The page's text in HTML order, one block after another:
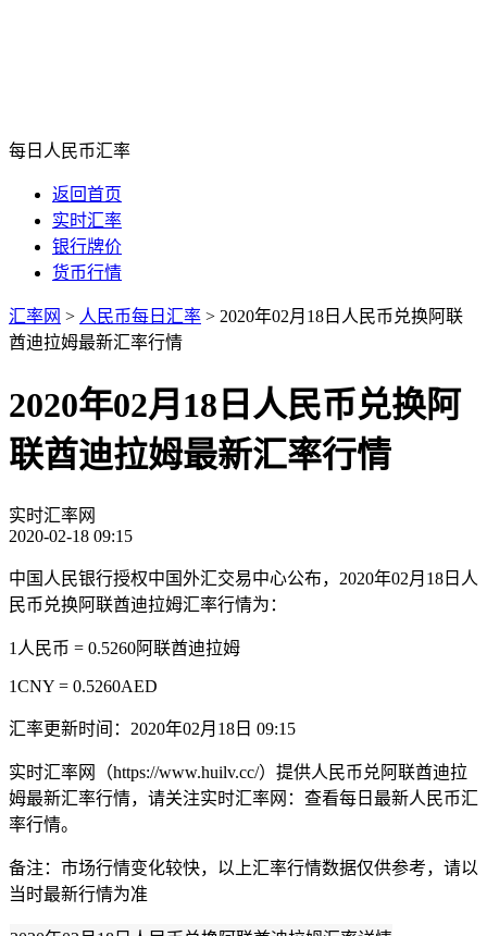
每日人民币汇率
返回首页
实时汇率
银行牌价
货币行情
汇率网 > 人民币每日汇率 > 2020年02月18日人民币兑换阿联
酋迪拉姆最新汇率行情
2020年02月18日人民币兑换阿
联酋迪拉姆最新汇率行情
实时汇率网
2020-02-18 09:15
中国人民银行授权中国外汇交易中心公布，2020年02月18日人
民币兑换阿联酋迪拉姆汇率行情为：
1人民币 = 0.5260阿联酋迪拉姆
1CNY = 0.5260AED
汇率更新时间：2020年02月18日 09:15
实时汇率网（https://www.huilv.cc/）提供人民币兑阿联酋迪拉
姆最新汇率行情，请关注实时汇率网：查看每日最新人民币汇
率行情。
备注：市场行情变化较快，以上汇率行情数据仅供参考，请以
当时最新行情为准